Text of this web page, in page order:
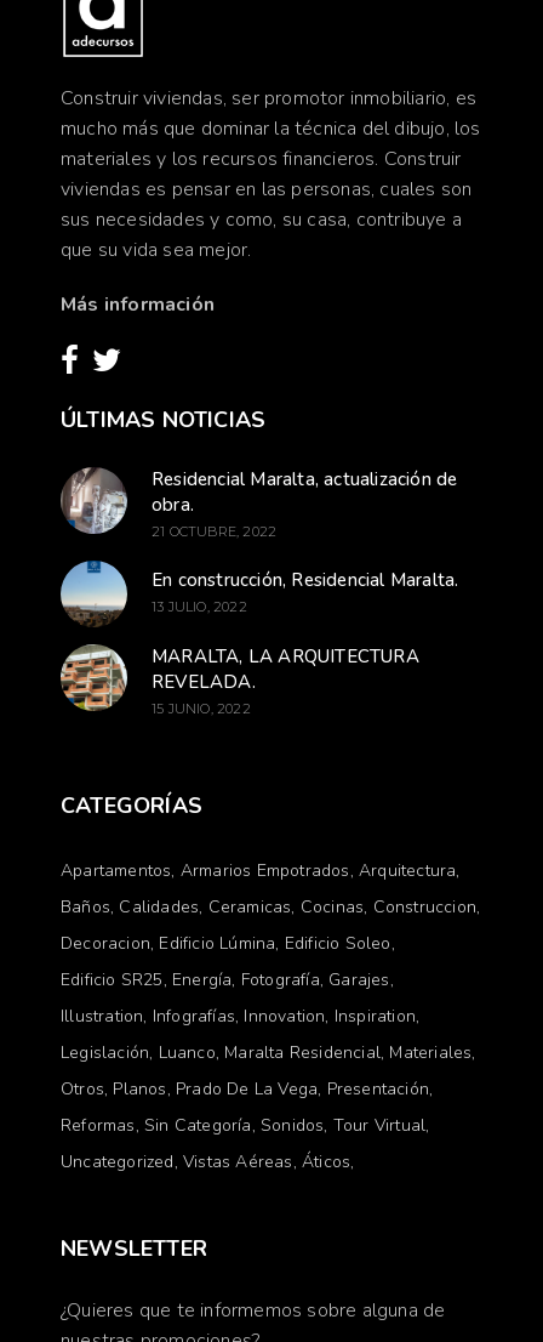
Construir viviendas, ser promotor inmobiliario, es
mucho más que dominar la técnica del dibujo, los
materiales y los recursos financieros. Construir
viviendas es pensar en las personas, cuales son
sus necesidades y como, su casa, contribuye a
que su vida sea mejor.
Más información
ÚLTIMAS NOTICIAS
Residencial Maralta, actualización de
obra.
21 OCTUBRE, 2022
En construcción, Residencial Maralta.
13 JULIO, 2022
MARALTA, LA ARQUITECTURA
REVELADA.
15 JUNIO, 2022
CATEGORÍAS
Apartamentos Armarios Empotrados Arquitectura
Baños Calidades Ceramicas Cocinas Construccion
Decoracion Edificio Lúmina Edificio Soleo
Edificio SR25 Energía Fotografía Garajes
Illustration Infografías Innovation Inspiration
Legislación Luanco Maralta Residencial Materiales
Otros Planos Prado De La Vega Presentación
Reformas Sin Categoría Sonidos Tour Virtual
Uncategorized Vistas Aéreas Áticos
NEWSLETTER
¿Quieres que te informemos sobre alguna de